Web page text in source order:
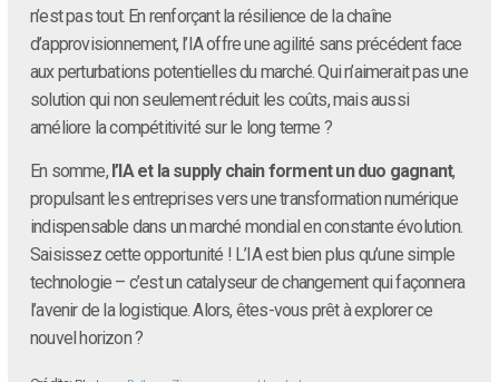
n’est pas tout. En renforçant la résilience de la chaîne
d’approvisionnement, l’IA offre une agilité sans précédent face
aux perturbations potentielles du marché. Qui n’aimerait pas une
solution qui non seulement réduit les coûts, mais aussi
améliore la compétitivité sur le long terme ?
En somme, l’IA et la supply chain forment un duo gagnant,
propulsant les entreprises vers une transformation numérique
indispensable dans un marché mondial en constante évolution.
Saisissez cette opportunité ! L’IA est bien plus qu’une simple
technologie – c’est un catalyseur de changement qui façonnera
l’avenir de la logistique. Alors, êtes-vous prêt à explorer ce
nouvel horizon ?